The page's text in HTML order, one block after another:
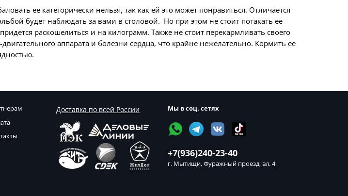
ее категорически нельзя, так как ей это может понравиться. Отличается
будет наблюдать за вами в столовой. Но при этом не стоит потакать ее
раскошелиться и на килограмм. Также не стоит перекармливать своего
аппарата и болезни сердца, что крайне нежелательно. Кормить ее
Доставка по всей России Мы в соц. сетях
+7(936)240-23-40
г. Мытищи, Фуражный проезд, вл. 4